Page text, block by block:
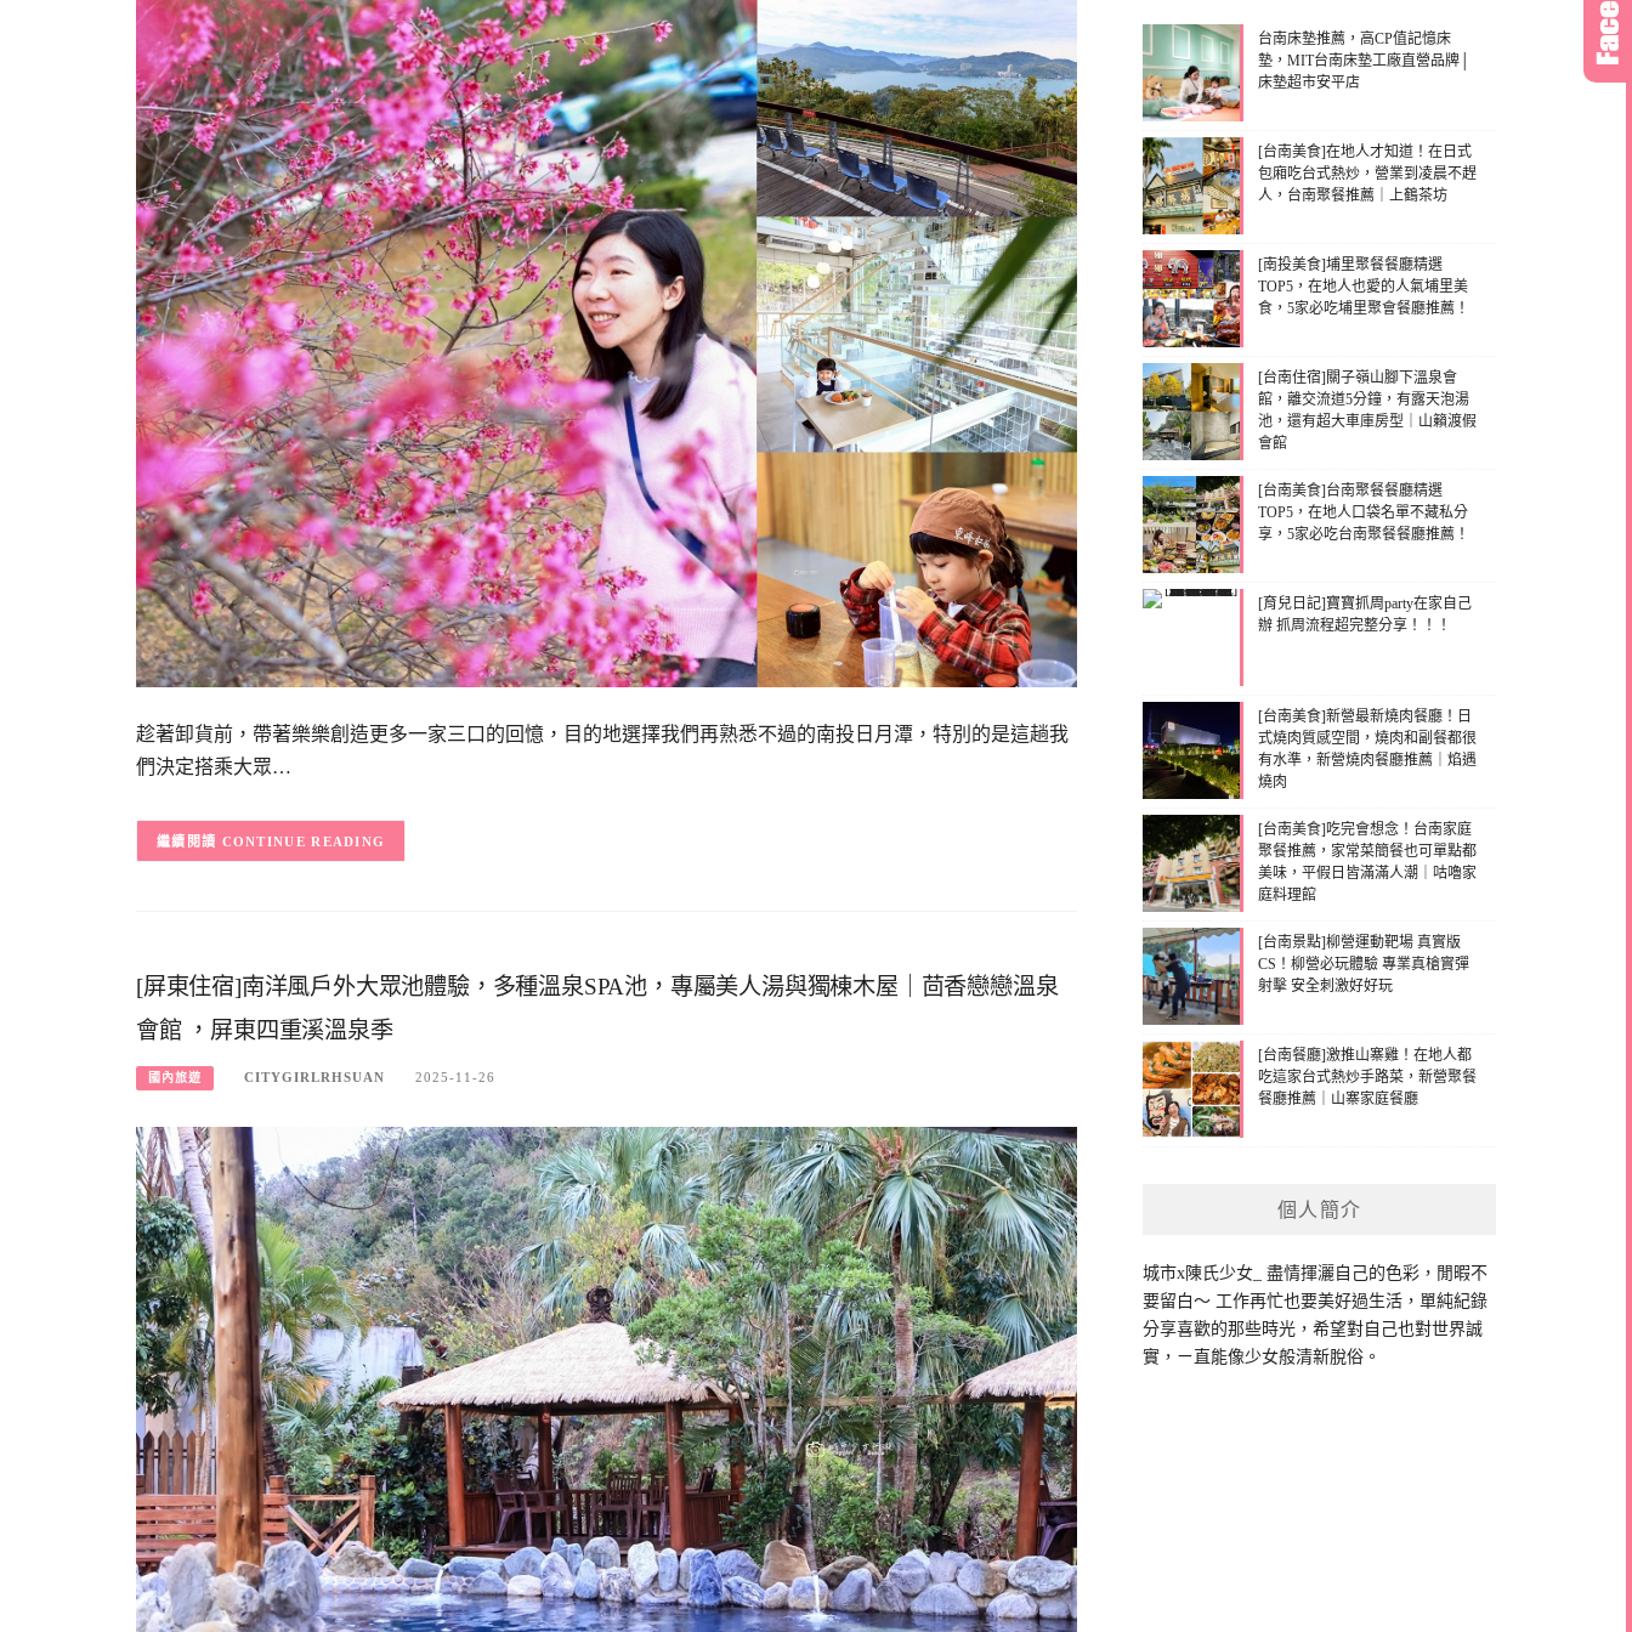
趁著卸貨前，帶著樂樂創造更多一家三口的回憶，目的地選擇我們再熟悉不過的南投日月潭，特別的是這趟我
們決定搭乘大眾…
CONTINUE READING
[屏東住宿]南洋風戶外大眾池體驗，多種溫泉SPA池，專屬美人湯與獨棟木屋｜茴香戀戀溫泉
會館 ，屏東四重溪溫泉季
國內旅遊 CITYGIRLRHSUAN 2025-11-26
台南床墊推薦，高CP值記憶床
墊，MIT台南床墊工廠直營品牌│
床墊超市安平店
[台南美食]在地人才知道！在日式
包廂吃台式熱炒，營業到凌晨不趕
人，台南聚餐推薦｜上鶴茶坊
[南投美食]埔里聚餐餐廳精選
TOP5，在地人也愛的人氣埔里美
食，5家必吃埔里聚會餐廳推薦！
[台南住宿]關子嶺山腳下溫泉會
館，離交流道5分鐘，有露天泡湯
池，還有超大車庫房型｜山籟渡假
會館
[台南美食]台南聚餐餐廳精選
TOP5，在地人口袋名單不藏私分
享，5家必吃台南聚餐餐廳推薦！
[育兒日記]寶寶抓周party在家自己
辦 抓周流程超完整分享！！！
[台南美食]新營最新燒肉餐廳！日
式燒肉質感空間，燒肉和副餐都很
有水準，新營燒肉餐廳推薦｜焰遇
燒肉
[台南美食]吃完會想念！台南家庭
聚餐推薦，家常菜簡餐也可單點都
美味，平假日皆滿滿人潮｜咕嚕家
庭料理館
[台南景點]柳營運動靶場 真實版
CS！柳營必玩體驗 專業真槍實彈
射擊 安全刺激好好玩
[台南餐廳]激推山寨雞！在地人都
吃這家台式熱炒手路菜，新營聚餐
餐廳推薦｜山寨家庭餐廳
個人簡介
城市x陳氏少女_ 盡情揮灑自己的色彩，閒暇不
要留白～ 工作再忙也要美好過生活，單純紀錄
分享喜歡的那些時光，希望對自己也對世界誠
實，ㄧ直能像少女般清新脫俗。